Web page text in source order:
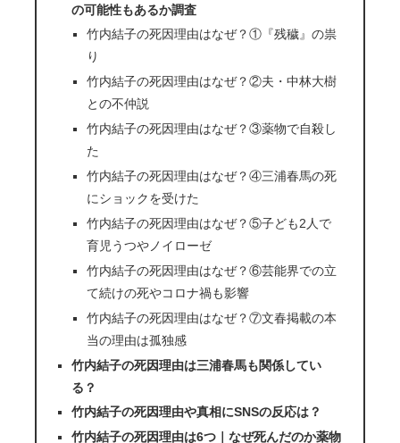
の可能性もあるか調査
竹内結子の死因理由はなぜ？①『残穢』の祟
り
竹内結子の死因理由はなぜ？②夫・中林大樹
との不仲説
竹内結子の死因理由はなぜ？③薬物で自殺し
た
竹内結子の死因理由はなぜ？④三浦春馬の死
にショックを受けた
竹内結子の死因理由はなぜ？⑤子ども2人で
育児うつやノイローゼ
竹内結子の死因理由はなぜ？⑥芸能界での立
て続けの死やコロナ禍も影響
竹内結子の死因理由はなぜ？⑦文春掲載の本
当の理由は孤独感
竹内結子の死因理由は三浦春馬も関係してい
る？
竹内結子の死因理由や真相にSNSの反応は？
竹内結子の死因理由は6つ｜なぜ死んだのか薬物